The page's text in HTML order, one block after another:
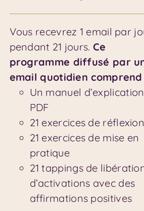
Vous recevrez 1 email par
pendant 21 jours. Ce
programme diffusé par
email quotidien comprend
Un manuel
PDF
21 exercices de réflexion
21 exercices de mise en
pratique
21 tappings de
d’activations avec des
affirmations positives